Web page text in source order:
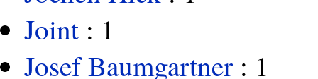
Joint : 1
Josef Baumgartner : 1